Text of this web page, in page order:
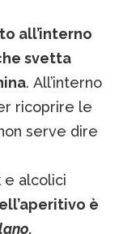
all’interno
svetta
. All’interno
ricoprire le
serve dire
e alcolici
è